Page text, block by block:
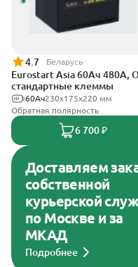
4.7 Беларусь
Eurostart Asia 60Ач 480А,
стандартные клеммы
230x175x220 мм
60Ач
Обратная полярность
6 700 ₽
Доставляем
собственной
курьерской
по Москве и за
МКАД
Подробнее